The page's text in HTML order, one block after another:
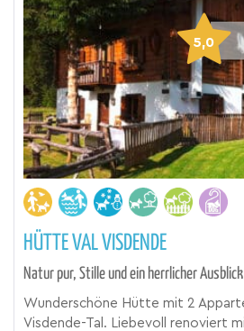
5,0
HÜTTE VAL VISDENDE
Natur pur, Stille und ein herrlicher
Wunderschöne Hütte mit 2
Visdende-Tal. Liebevoll renoviert